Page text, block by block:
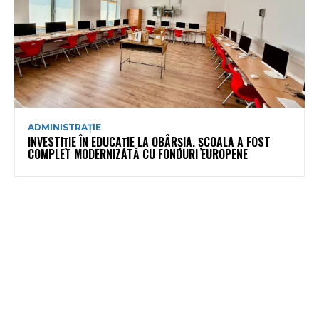
ADMINISTRAȚIE
INVESTIȚIE ÎN EDUCAȚIE LA OBÂRȘIA. ȘCOALA A FOST
COMPLET MODERNIZATĂ CU FONDURI EUROPENE